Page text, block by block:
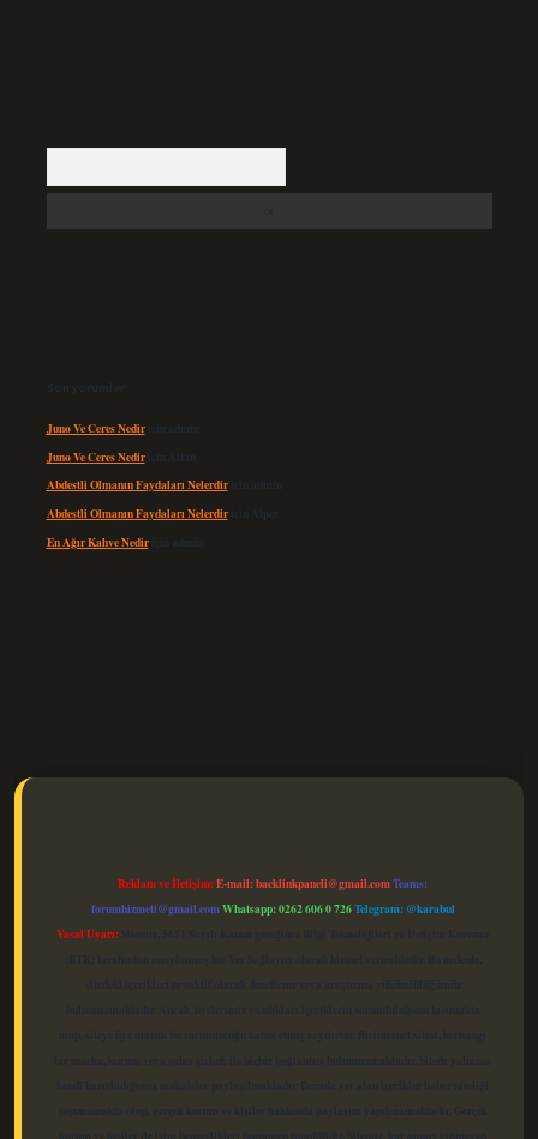
Son yorumlar
Juno Ve Ceres Nediriçin admin
Juno Ve Ceres Nediriçin Altan
Abdestli Olmanın Faydaları Nelerdiriçin admin
Abdestli Olmanın Faydaları Nelerdiriçin Alper
En Ağır Kahve Nediriçin admin
Reklam ve İletişim:E-mail:backlinkpaneli@gmail.comTeams:
forumhizmeti@gmail.comWhatsapp: 0262 606 0 726Telegram: @karabul
Yasal Uyarı: